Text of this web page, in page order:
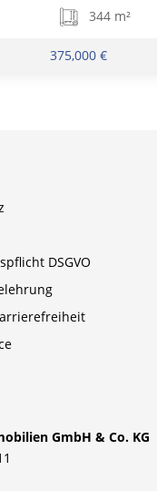
344 m²
375,000 €
DSGVO
GmbH & Co. KG